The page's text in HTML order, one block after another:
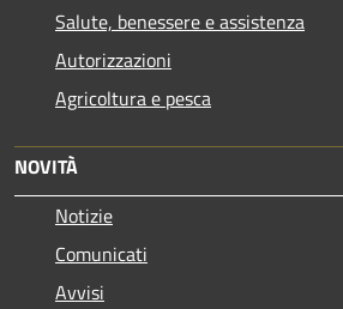
Salute, benessere e assistenza
Autorizzazioni
Agricoltura e pesca
NOVITÀ
Notizie
Comunicati
Avvisi